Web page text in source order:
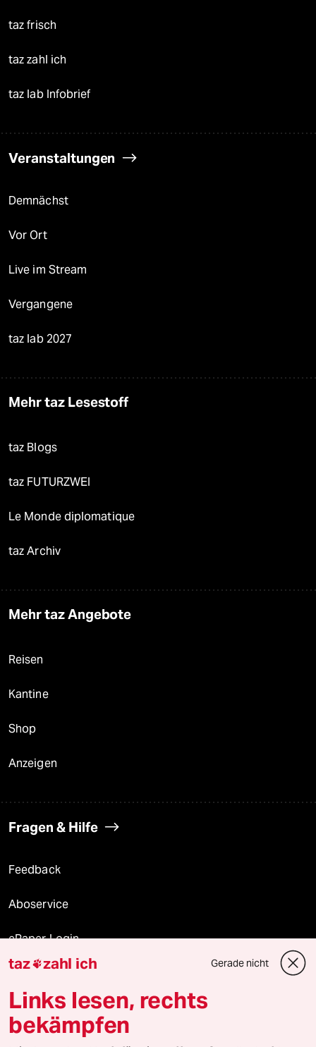
taz frisch
taz zahl ich
taz lab Infobrief
Veranstaltungen
Demnächst
Vor Ort
Live im Stream
Vergangene
taz lab 2027
Mehr taz Lesestoff
taz Blogs
taz FUTURZWEI
Le Monde diplomatique
taz Archiv
Mehr taz Angebote
Reisen
Kantine
Shop
Anzeigen
Fragen & Hilfe
Feedback
Aboservice
ePaper Login
Downloads für Abonnierende
© 2026 taz Verlags und Vertriebs GmbH
taz zahl ich Gerade nicht
Links lesen, rechts
bekämpfen